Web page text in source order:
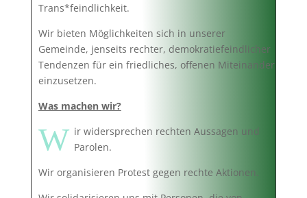
Trans*feindlichkeit.
Wir bieten Möglichkeiten sich in unserer
Gemeinde, jenseits rechter, demokratiefeindlicher
Tendenzen für ein friedliches, offenen Miteinander
einzusetzen.
Was machen wir?
W ir widersprechen rechten Aussagen und
Parolen.
Wir organisieren Protest gegen rechte Aktionen.